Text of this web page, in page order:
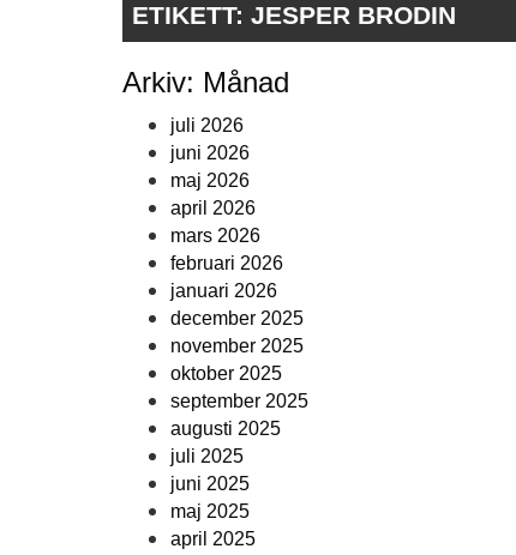
ETIKETT: JESPER BRODIN
Arkiv: Månad
juli 2026
juni 2026
maj 2026
april 2026
mars 2026
februari 2026
januari 2026
december 2025
november 2025
oktober 2025
september 2025
augusti 2025
juli 2025
juni 2025
maj 2025
april 2025